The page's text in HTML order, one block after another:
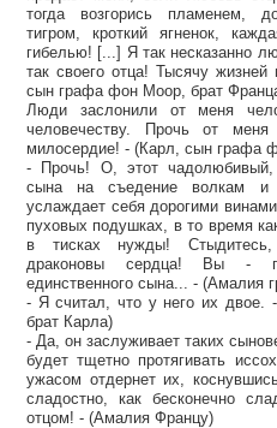
тогда возгорись пламенем,
тигром, кроткий ягненок,
гибелью! [...] Я так несказанно
так своего отца! Тысячу
сын графа фон Моор, брат
Люди заслонили от меня
человечеству. Прочь от меня
милосердие! - (Карл, сын графа
- Прочь! О, этот
сына на съедение волкам
услаждает себя дорогими
пуховых подушках, в то время
в тисках нужды!
драконовы сердца! Вы -
единственного сына... - (Амалия
- Я считал, что у него их
брат Карла)
- Да, он заслуживает таких
будет тщетно протягивать
ужасом отдернет их,
сладостно, как бесконечно
отцом! - (Амалия Францу)